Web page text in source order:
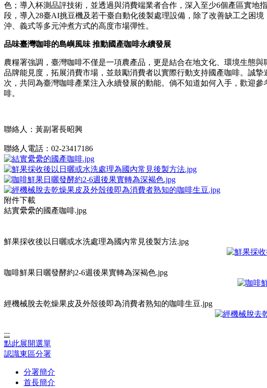
色；導入杯測品評技術，並透過與消費端業者合作，深入至少6個產區實
段，導入28臺AI挑豆機及若干臺自動化後製處理設備，除了改善缺工之困
沖、義式等多元沖煮方式的高度市場彈性。
品味臺灣咖啡的島嶼風味 推動國產咖啡永續發展
農糧署強調，臺灣咖啡不僅是一項農產品，更是結合在地文化、環境生態
品牌能見度，拓展消費市場，並鼓勵消費者以實際行動支持國產咖啡。誠
次，共同為臺灣咖啡產業注入永續發展的動能。倘不知道如何入手，歡迎參
啡。
聯絡人：黃副署長昭興
聯絡人電話：02-23417186
附件下載
結實纍纍的國產咖啡.jpg
鮮果採收後以日曬或水洗處理為國內常見後製方法.jpg
咖啡鮮果日曬發酵約2-6週後果實轉為深褐色.jpg
經機械脫去乾燥果皮及外殼後即為消費者熟知的咖啡生豆.jpg
:::
點此展開選單
認識東區分署
分署簡介
首長簡介